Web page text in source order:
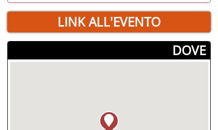
LINK ALL'EVENTO
­DOVE